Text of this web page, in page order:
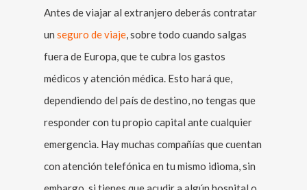
Antes de viajar al extranjero deberás contratar
un seguro de viaje, sobre todo cuando salgas
fuera de Europa, que te cubra los gastos
médicos y atención médica. Esto hará que,
dependiendo del país de destino, no tengas que
responder con tu propio capital ante cualquier
emergencia. Hay muchas compañías que cuentan
con atención telefónica en tu mismo idioma, sin